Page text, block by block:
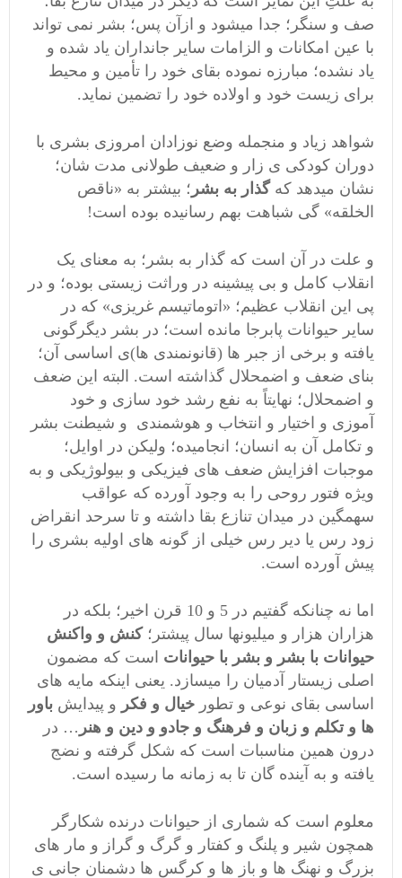
صف و سنگر؛ جدا میشود و ازآن پس؛ بشر نمی تواند
با عین امکانات و الزامات سایر جانداران یاد شده و
یاد نشده؛ مبارزه نموده بقای خود را تأمین و محیط
برای زیست خود و اولاده خود را تضمین نماید.
شواهد زیاد و منجمله وضع نوزادان امروزی بشری با
دوران کودکی ی زار و ضعیف طولانی مدت شان؛
نشان میدهد کهگذار به بشر ؛ بیشتر به «ناقص
الخلقه» گی شباهت بهم رسانیده بوده است!
و علت در آن است که گذار به بشر؛ به معنای یک
انقلاب کامل و بی پیشینه در وراثت زیستی بوده؛ و در
پی این انقلاب عظیم؛ «اتوماتیسم غریزی» که در
سایر حیوانات پابرجا مانده است؛ در بشر دیگرگونی
یافته و برخی از جبر ها (قانونمندی ها)ی اساسی آن؛
بنای ضعف و اضمحلال گذاشته است. البته این ضعف
و اضمحلال؛ نهایتاً به نفع رشد خود سازی و خود
آموزی و اختیار و انتخاب و هوشمندی و شیطنت بشر
و تکامل آن به انسان؛ انجامیده؛ ولیکن در اوایل؛
موجبات افزایش ضعف های فیزیکی و بیولوژیکی و به
ویژه فتور روحی را به وجود آورده که عواقب
سهمگین در میدان تنازع بقا داشته و تا سرحد انقراض
زود رس یا دیر رس خیلی از گونه های اولیه بشری را
پیش آورده است.
اما نه چنانکه گفتیم در 5 و 10 قرن اخیر؛ بلکه در
هزاران هزار و میلیونها سال پیشتر؛کنش و واکنش
حیوانات با بشر و بشر با حیوانات است که مضمون
اصلی زیستار آدمیان را میسازد. یعنی اینکه مایه های
اساسی بقای نوعی و تطور خیال و فکر و پیدایش باور
ها و تکلم و زبان و فرهنگ و جادو و دین و هنر … در
درون همین مناسبات است که شکل گرفته و نضج
یافته و به آینده گان تا به زمانه ما رسیده است.
معلوم است که شماری از حیوانات درنده شکارگر
همچون شیر و پلنگ و کفتار و گرگ و گراز و مار های
بزرگ و نهنگ ها و باز ها و کرگس ها دشمنان جانی ی